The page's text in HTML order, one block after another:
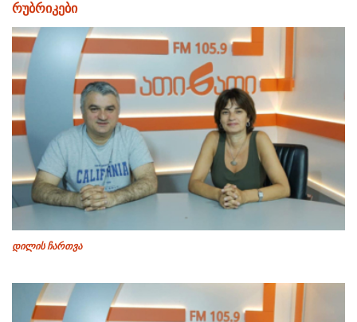
რუბრიკები
დილის ჩართვა